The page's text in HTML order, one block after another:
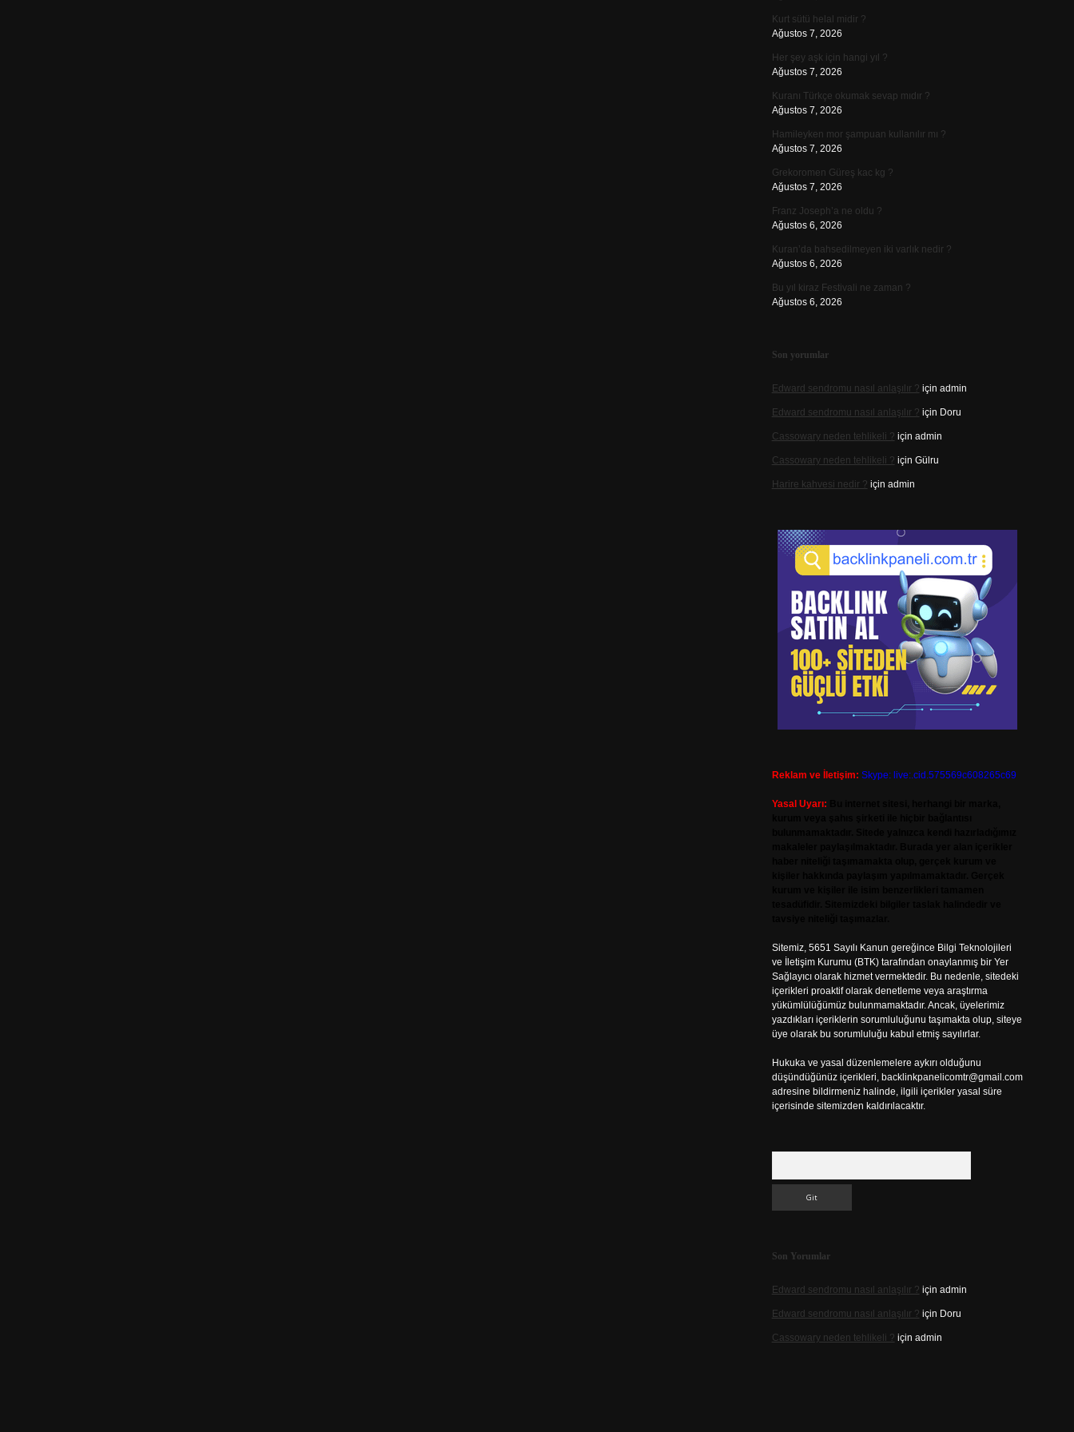
Kurt sütü helal midir ?
Ağustos 7, 2026
Her şey aşk için hangi yıl ?
Ağustos 7, 2026
Kuranı Türkçe okumak sevap mıdır ?
Ağustos 7, 2026
Hamileyken mor şampuan kullanılır mı ?
Ağustos 7, 2026
Grekoromen Güreş kac kg ?
Ağustos 7, 2026
Franz Joseph’a ne oldu ?
Ağustos 6, 2026
Kuran’da bahsedilmeyen iki varlık nedir ?
Ağustos 6, 2026
Bu yıl kiraz Festivali ne zaman ?
Ağustos 6, 2026
Son yorumlar
Edward sendromu nasıl anlaşılır ? için admin
Edward sendromu nasıl anlaşılır ? için Doru
Cassowary neden tehlikeli ? için admin
Cassowary neden tehlikeli ? için Gülru
Harire kahvesi nedir ? için admin
Reklam ve İletişim: Skype: live:.cid.575569c608265c69
Yasal Uyarı:
Sitemiz, 5651 Sayılı Kanun gereğince Bilgi Teknolojileri
ve İletişim Kurumu (BTK) tarafından onaylanmış bir Yer
Sağlayıcı olarak hizmet vermektedir. Bu nedenle, sitedeki
içerikleri proaktif olarak denetleme veya araştırma
yükümlülüğümüz bulunmamaktadır. Ancak, üyelerimiz
yazdıkları içeriklerin sorumluluğunu taşımakta olup, siteye
üye olarak bu sorumluluğu kabul etmiş sayılırlar.
Hukuka ve yasal düzenlemelere aykırı olduğunu
düşündüğünüz içerikleri, backlinkpanelicomtr@gmail.com
adresine bildirmeniz halinde, ilgili içerikler yasal süre
içerisinde sitemizden kaldırılacaktır.
Son Yorumlar
Edward sendromu nasıl anlaşılır ? için admin
Edward sendromu nasıl anlaşılır ? için Doru
Cassowary neden tehlikeli ? için admin